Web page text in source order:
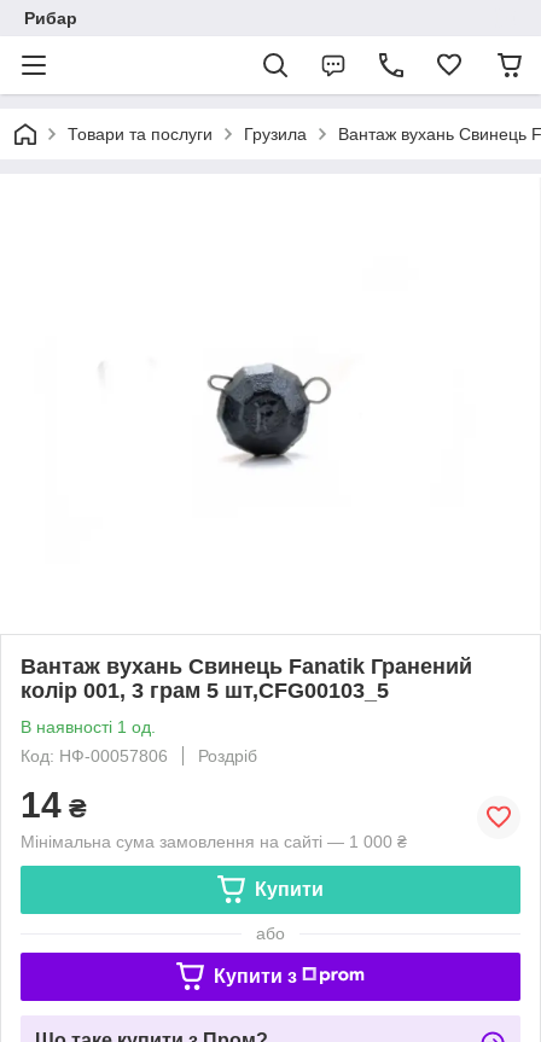
Рибар
Товари та послуги Грузила Вантаж вухань Свинець
Вантаж вухань Свинець Fanatik Гранений
колір 001, 3 грам 5 шт,CFG00103_5
В наявності 1 од.
Код: НФ-00057806
Роздріб
14 ₴
Мінімальна сума замовлення на сайті — 1 000 ₴
Купити
або
Купити з